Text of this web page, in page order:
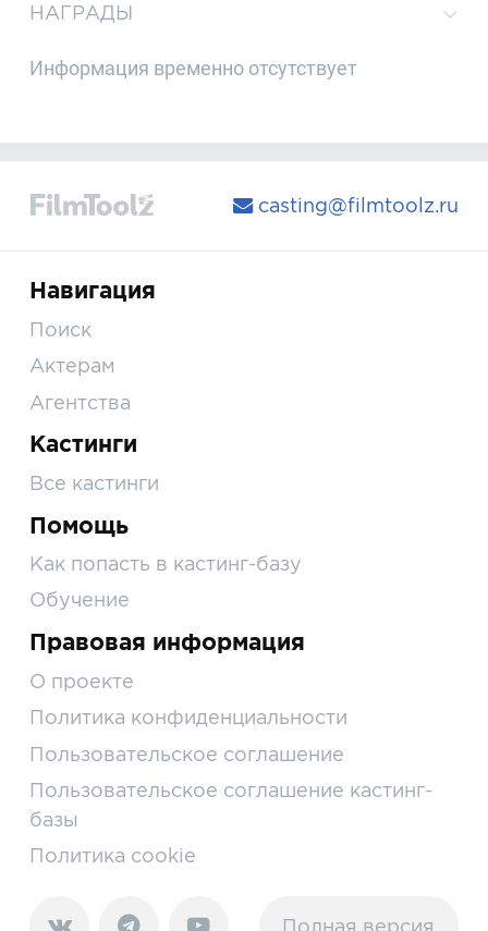
НАГРАДЫ
Информация временно отсутствует
casting@filmtoolz.ru
Навигация
Поиск
Актерам
Агентства
Кастинги
Все кастинги
Помощь
Как попасть в кастинг-базу
Обучение
Правовая информация
О проекте
Политика конфиденциальности
Пользовательское соглашение
Пользовательское соглашение кастинг-
базы
Политика cookie
Полная версия